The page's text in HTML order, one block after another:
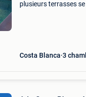
plusieurs terrasses
Costa Blanca 3